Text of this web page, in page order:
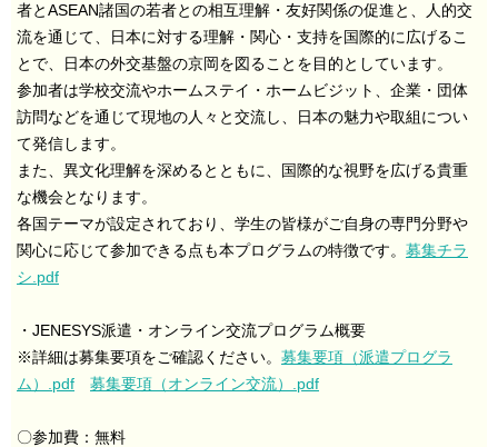
者とASEAN諸国の若者との相互理解・友好関係の促進と、人的交
流を通じて、日本に対する理解・関心・支持を国際的に広げるこ
とで、日本の外交基盤の京岡を図ることを目的としています。
参加者は学校交流やホームステイ・ホームビジット、企業・団体
訪問などを通じて現地の人々と交流し、日本の魅力や取組につい
て発信します。
また、異文化理解を深めるとともに、国際的な視野を広げる貴重
な機会となります。
各国テーマが設定されており、学生の皆様がご自身の専門分野や
関心に応じて参加できる点も本プログラムの特徴です。 募集チラ
シ.pdf
・JENESYS派遣・オンライン交流プログラム概要
※詳細は募集要項をご確認ください。 募集要項（派遣プログラ
ム）.pdf
募集要項（オンライン交流）.pdf
〇参加費：無料